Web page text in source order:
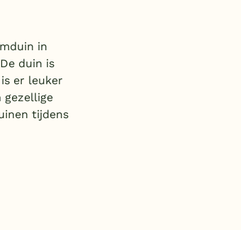
in
duin is
er leuker
gezellige
tijdens